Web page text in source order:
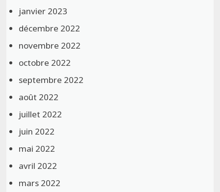
janvier 2023
décembre 2022
novembre 2022
octobre 2022
septembre 2022
août 2022
juillet 2022
juin 2022
mai 2022
avril 2022
mars 2022